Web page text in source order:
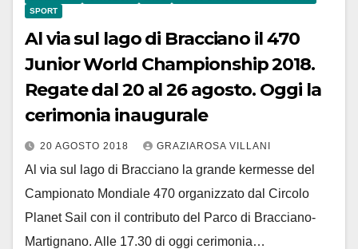
SPORT
Al via sul lago di Bracciano il 470
Junior World Championship 2018.
Regate dal 20 al 26 agosto. Oggi la
cerimonia inaugurale
20 AGOSTO 2018 GRAZIAROSA VILLANI
Al via sul lago di Bracciano la grande kermesse del
Campionato Mondiale 470 organizzato dal Circolo
Planet Sail con il contributo del Parco di Bracciano-
Martignano. Alle 17.30 di oggi cerimonia…